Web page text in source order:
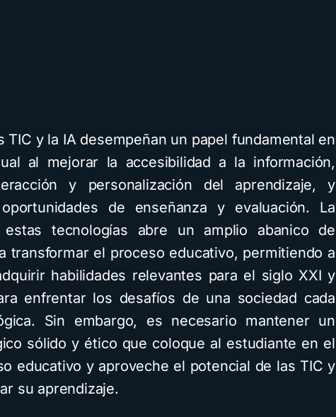
TIC y la IA desempeñan un papel fundamental en
al mejorar la accesibilidad a la información,
y personalización del aprendizaje, y
de enseñanza y evaluación. La
estas tecnologías abre un amplio abanico de
transformar el proceso educativo, permitiendo a
habilidades relevantes para el siglo XXI y
enfrentar los desafíos de una sociedad cada
Sin embargo, es necesario mantener un
sólido y ético que coloque al estudiante en el
educativo y aproveche el potencial de las TIC y
su aprendizaje.